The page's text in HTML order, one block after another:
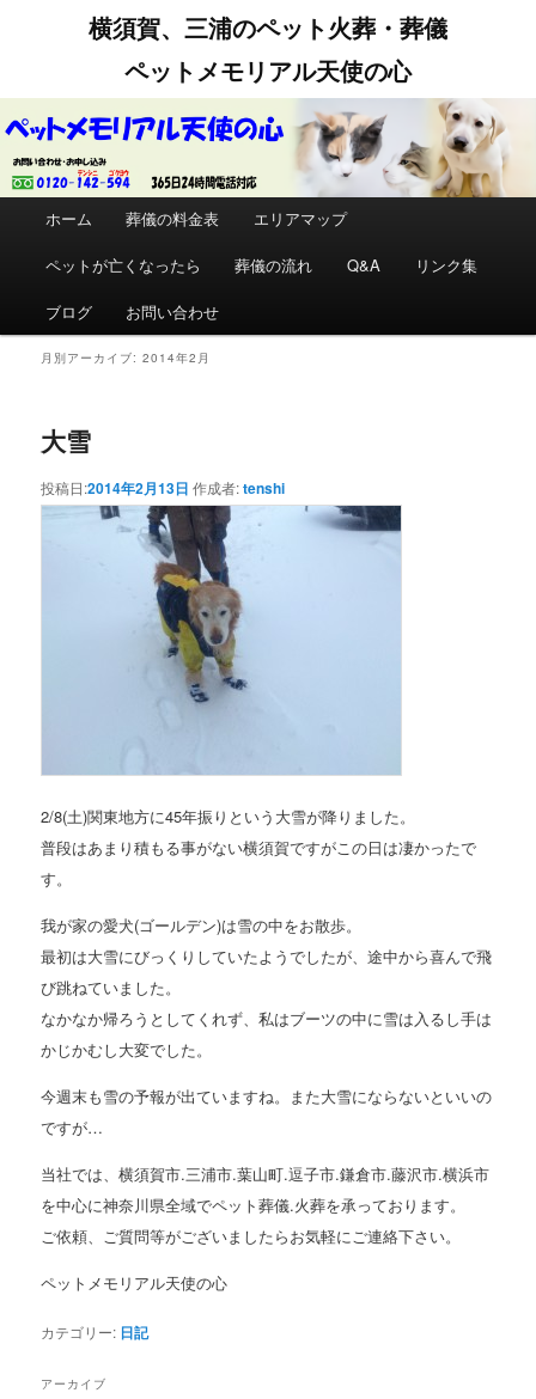
横須賀、三浦のペット火葬・葬儀
ペットメモリアル天使の心
メインコンテンツへ移動
サブコンテンツへ移動
ホーム 葬儀の料金表 エリアマップ
ペットが亡くなったら 葬儀の流れ Q&A リンク集
ブログ お問い合わせ
月別アーカイブ:2014年2月
大雪
投稿日:2014年2月13日 作成者:tenshi
2/8(土)関東地方に45年振りという大雪が降りました。
普段はあまり積もる事がない横須賀ですがこの日は凄かったで
す。
我が家の愛犬(ゴールデン)は雪の中をお散歩。
最初は大雪にびっくりしていたようでしたが、途中から喜んで飛
び跳ねていました。
なかなか帰ろうとしてくれず、私はブーツの中に雪は入るし手は
かじかむし大変でした。
今週末も雪の予報が出ていますね。また大雪にならないといいの
ですが…
当社では、横須賀市.三浦市.葉山町.逗子市.鎌倉市.藤沢市.横浜市
を中心に神奈川県全域でペット葬儀.火葬を承っております。
ご依頼、ご質問等がございましたらお気軽にご連絡下さい。
ペットメモリアル天使の心
カテゴリー: 日記
アーカイブ